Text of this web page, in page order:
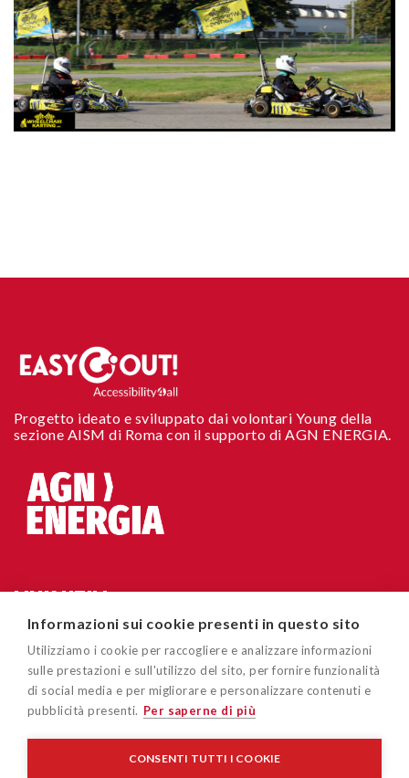
Progetto ideato e sviluppato dai volontari Young della
sezione AISM di Roma con il supporto di AGN ENERGIA.
LINK UTILI
Chi siamo
Accessibilità sito
Cookie policy
Privacy policy
CONTATTI
Via Cavour 181/A 00184 Roma
easygoout@aism.it
Associazione Italiana Sclerosi Multipla – AISM – Associazione
Informazioni sui cookie presenti in questo sito
Utilizziamo i cookie per raccogliere e analizzare informazioni
sulle prestazioni e sull'utilizzo del sito, per fornire funzionalità
di social media e per migliorare e personalizzare contenuti e
pubblicità presenti. Per saperne di più
CONSENTI TUTTI I COOKIE